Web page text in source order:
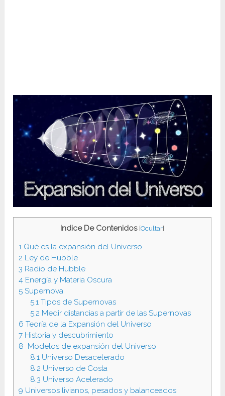
Indice De Contenidos [Ocultar]
1 Qué es la expansión del Universo
2 Ley de Hubble
3 Radio de Hubble
4 Energía y Materia Oscura
5 Supernova
5.1Tipos de Supernovas
5.2 Medir distancias a partir de las Supernovas
6 Teoría de la Expansión del Universo
7 Historia y descubrimiento
8 Modelos de expansión del Universo
8.1Universo Desacelerado
8.2 Universo de Costa
8.3 Universo Acelerado
9 Universos livianos, pesados y balanceados